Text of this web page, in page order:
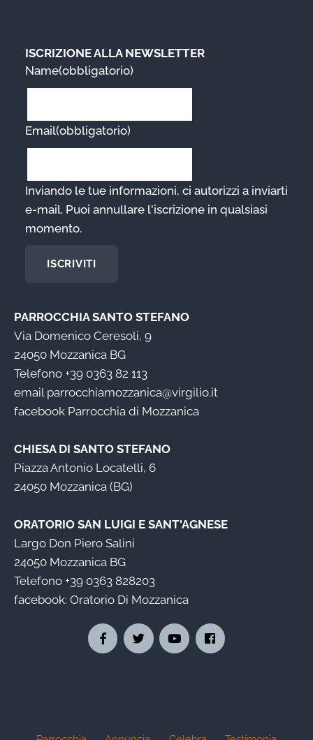
ISCRIZIONE ALLA NEWSLETTER
Name(obbligatorio)
Email(obbligatorio)
Inviando le tue informazioni, ci autorizzi a inviarti
e-mail. Puoi annullare l'iscrizione in qualsiasi
momento.
ISCRIVITI
PARROCCHIA SANTO STEFANO
Via Domenico Ceresoli, 9
24050 Mozzanica BG
Telefono +39 0363 82 113
email parrocchiamozzanica@virgilio.it
facebook Parrocchia di Mozzanica
CHIESA DI SANTO STEFANO
Piazza Antonio Locatelli, 6
24050 Mozzanica (BG)
ORATORIO SAN LUIGI E SANT'AGNESE
Largo Don Piero Salini
24050 Mozzanica BG
Telefono +39 0363 828203
facebook: Oratorio Di Mozzanica